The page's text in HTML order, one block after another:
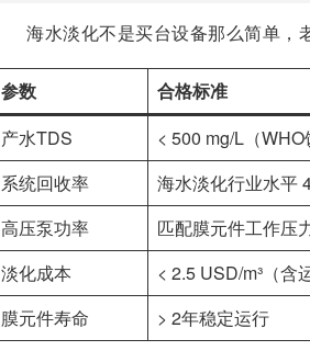
海水淡化不是买台设备那么简单，
参数 合格标准
产水TDS
< 500 mg/L（WHO
系统回收率
海水淡化行业水平
高压泵功率
匹配膜元件工作压
淡化成本
< 2.5 USD/m³（含
膜元件寿命
> 2年稳定运行